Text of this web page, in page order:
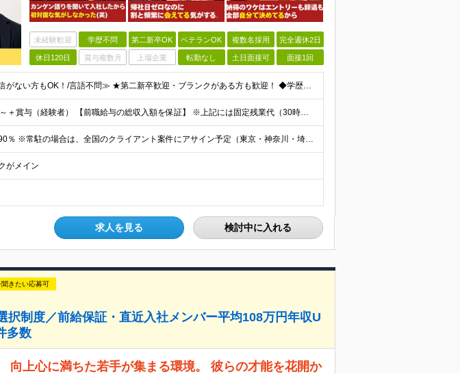
未経験歓迎 学歴不問 第二新卒OK ベテランOK 複数名採用 完全週休2日
休日120日 賞与複数月 上場企業 転勤なし 土日面接可 面接1回
≪スキルに自信がない方もOK！/言語不問≫ ★第二新卒歓迎・ブランクがある方も歓迎！ ◆学歴不問 ◆微経験OK（何らかのエンジニア実務経験を1年以上お持ちの方） ＼エンジニアの皆様の不満を解決しま
◇月給40万円～＋賞与（経験者） 【前職給与の総収入額を保証】 ※上記には固定残業代（30時間分／6万7000円～）が含まれています。超過分は時間外手当を別途支給。 ※試用期間3ヶ月（期間中は契約社員
◇リモート率90％ ※常駐の場合は、全国のクライアント案件にアサイン予定（東京・神奈川・埼玉・千葉・愛知・大阪・福岡メイン） 【拠点】 ◆本社／東京都渋谷区道玄坂1丁目10番8号 渋谷道玄坂東急ビル
がメイン
求人を見る 検討中に入れる
聞きたい応募可
択制度／前給保証・直近入社メンバー平均108万円年収U
多数
向上心に満ちた若手が集まる環境。 彼らの才能を花開か